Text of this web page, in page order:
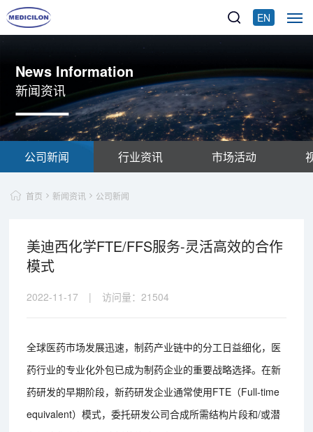
EN
News Information
新闻资讯
公司新闻 行业资讯 市场活动
首页 新闻资讯 公司新闻
美迪西化学FTE/FFS服务-灵活高效的合作
模式
2022-11-17 | 访问量： 21504
全球医药市场发展迅速，制药产业链中的分工日益细化，医
药行业的专业化外包已成为制药企业的重要战略选择。在新
药研发的早期阶段，新药研发企业通常使用FTE（Full-time
equivalent）模式，委托研发公司合成所需结构片段和/或潜